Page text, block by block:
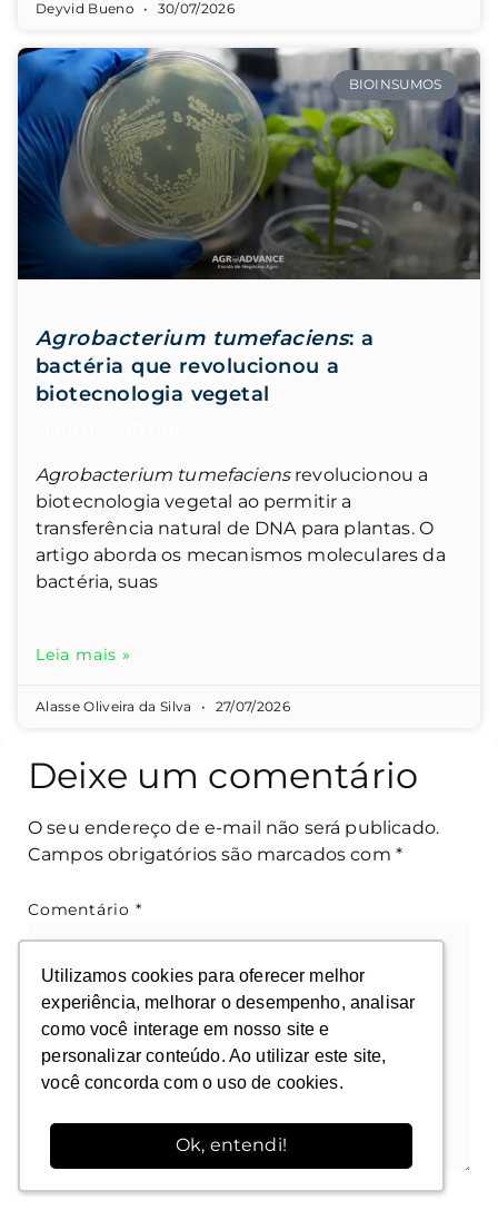
Utilizamos cookies para oferecer melhor
experiência, melhorar o desempenho, analisar
como você interage em nosso site e
personalizar conteúdo. Ao utilizar este site,
você concorda com o uso de cookies.
Ok, entendi!
Utilizamos cookies para oferecer melhor
experiência, melhorar o desempenho, analisar
como você interage em nosso site e
personalizar conteúdo. Ao utilizar este site,
você concorda com o uso de cookies.
Ok, entendi!
Deyvid Bueno 30/07/2026
BIOINSUMOS
Agrobacterium tumefaciens: a
bactéria que revolucionou a
biotecnologia vegetal
Agrobacterium tumefaciensrevolucionou a
biotecnologia vegetal ao permitir a
transferência natural de DNA para plantas. O
artigo aborda os mecanismos moleculares da
bactéria, suas
Leia mais »
Alasse Oliveira da Silva 27/07/2026
Deixe um comentário
O seu endereço de e-mail não será publicado.
Campos obrigatórios são marcados com *
Comentário *